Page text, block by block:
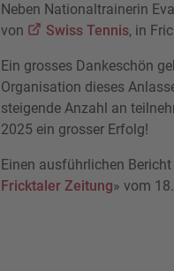
Neben Nationaltrainerin
von
Swiss Tennis, in
Ein grosses Dankeschön
Organisation dieses
steigende Anzahl an
2025 ein grosser Erfolg!
Einen ausführlichen
Fricktaler Zeitung» vom